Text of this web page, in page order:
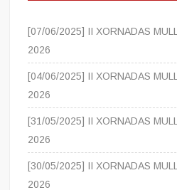
[07/06/2025] II XORNADAS
2026
[04/06/2025] II XORNADAS
2026
[31/05/2025] II XORNADAS
2026
[30/05/2025] II XORNADAS
2026